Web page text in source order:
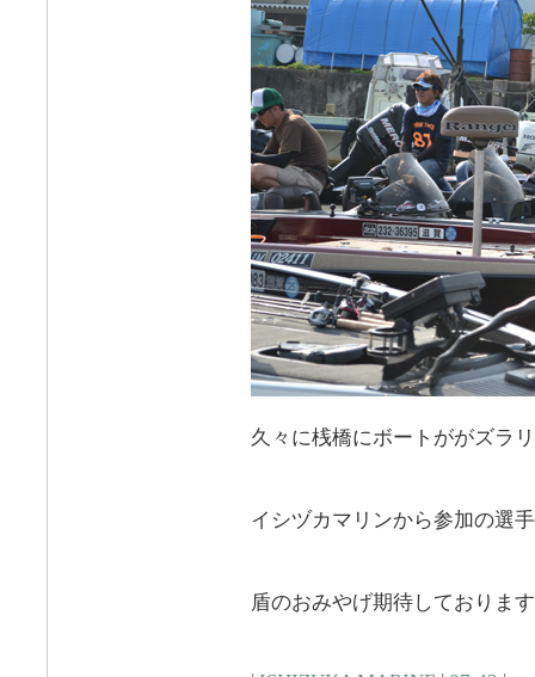
久々に桟橋にボートががズラ
イシヅカマリンから参加の選
盾のおみやげ期待しておりま